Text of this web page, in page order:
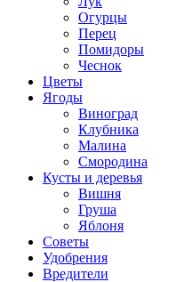
Огурцы
Перец
Помидоры
Чеснок
Цветы
Ягоды
Виноград
Клубника
Малина
Смородина
Кусты и деревья
Вишня
Груша
Яблоня
Советы
Удобрения
Вредители